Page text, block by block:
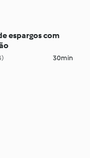
espargos com
30min